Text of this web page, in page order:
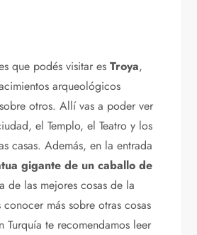
que podés visitar esTroya,
arqueológicos
otros. Allí vas a poder ver
el Templo, el Teatro y los
casas. Además, en la entrada
gigante de un caballo de
de las mejores cosas de la
más sobre otras cosas
Turquía te recomendamos leer